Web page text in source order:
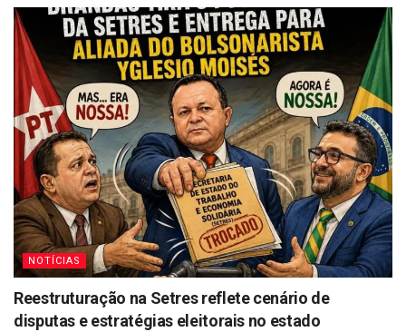
NOTÍCIAS
Reestruturação na Setres reflete cenário de
disputas e estratégias eleitorais no estado